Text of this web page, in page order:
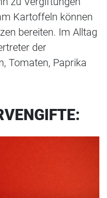
Kartoffeln können
bereiten. Im Alltag
der
Tomaten, Paprika